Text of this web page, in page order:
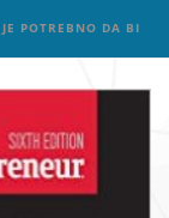
POTREBNO DA BI